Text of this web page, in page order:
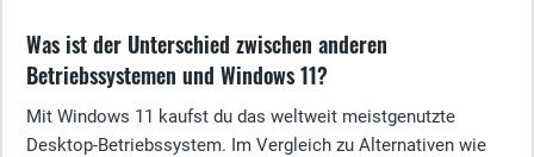
Was ist der Unterschied zwischen anderen
Betriebssystemen und Windows 11?
Mit Windows 11 kaufst du das weltweit meistgenutzte
Desktop-Betriebssystem. Im Vergleich zu Alternativen wie